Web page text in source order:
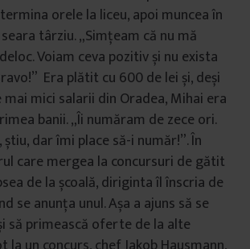
orele la liceu, apoi muncea în
târziu. „Simțeam că nu mă
Voiam ceva pozitiv și nu exista
Era plătit cu 600 de lei și, deși
mici salarii din Oradea, Mihai era
banii. „Îi număram de zece ori.
dar îmi place să-i număr!”. În
care mergea la concursuri de gătit
de la școală, diriginta îl înscria de
se anunța unul. Așa a ajuns să se
să primească oferte de la alte